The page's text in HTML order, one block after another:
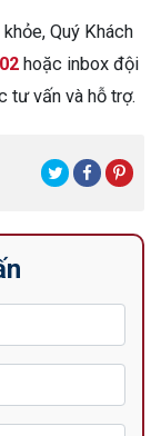
Quý Khách
hoặc inbox đội
tư vấn và hỗ trợ.